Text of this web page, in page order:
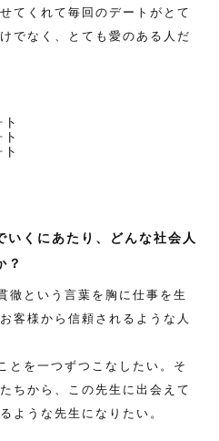
てくれて毎回のデートがとて
でなく、とても愛のある人だ
いくにあたり、どんな社会人
？
徹という言葉を胸に仕事を生
客様から信頼されるような人
とを一つずつこなしたい。そ
ちから、この先生に出会えて
ような先生になりたい。